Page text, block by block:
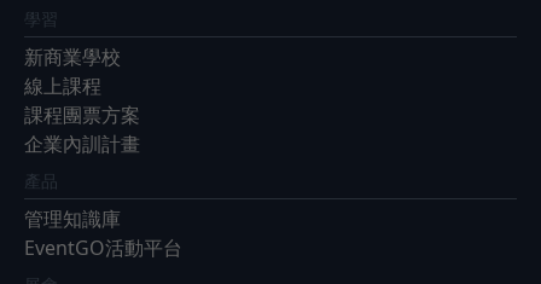
學習
新商業學校
線上課程
課程團票方案
企業內訓計畫
產品
管理知識庫
EventGO活動平台